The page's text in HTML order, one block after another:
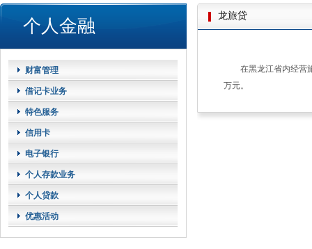
个人金融
财富管理
借记卡业务
特色服务
信用卡
电子银行
个人存款业务
个人贷款
优惠活动
龙旅贷
在黑龙江省内经营
万元。